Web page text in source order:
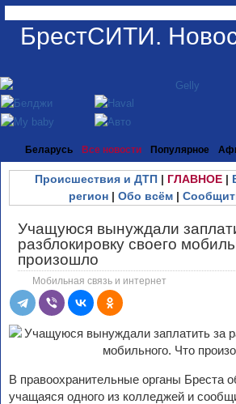
БрестСИТИ.
Беларусь Все новости Популярное
Происшествия и ДТП| ГЛАВНОЕ|
регион | Обо всём |
Учащуюся вынуждали
разблокировку своего
произошло
Мобильная связь и интернет
В правоохранительные органы Бреста
учащаяся одного из колледжей и